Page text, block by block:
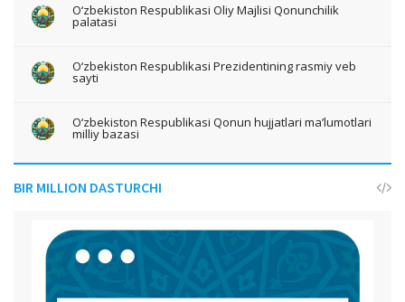
O‘zbekiston Respublikasi Oliy Majlisi Qonunchilik
palatasi
O‘zbekiston Respublikasi Prezidentining rasmiy veb
sayti
O‘zbekiston Respublikasi Qonun hujjatlari ma’lumotlari
milliy bazasi
BIR MILLION DASTURCHI